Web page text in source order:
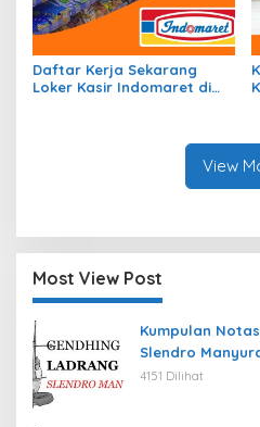
Daftar Kerja Sekarang
Loker Kasir Indomaret di
View
Most View Post
Kumpulan
Slendro
4151 Dilihat